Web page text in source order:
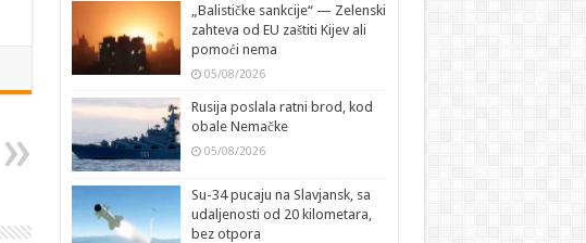
„Balističke sankcije“ — Zelenski
zahteva od EU zaštiti Kijev ali
pomoći nema
05/08/2026
Rusija poslala ratni brod, kod
obale Nemačke
05/08/2026
Su-34 pucaju na Slavjansk, sa
udaljenosti od 20 kilometara,
bez otpora